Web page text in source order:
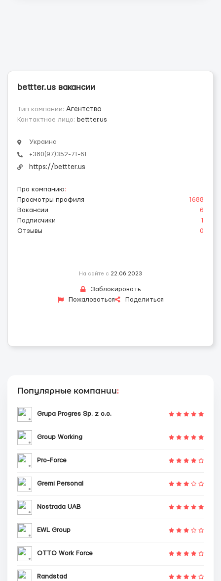
bettter.us вакансии
Тип компании: Агентство
Контактное лицо: bettter.us
Украина
+380(97)352-71-61
https://bettter.us
Про компанию:
Просмотры профиля
1688
Вакансии
6
Подписчики
1
Отзывы
0
На сайте с 22.06.2023
Заблокировать
Пожаловаться
Поделиться
Популярные компании:
Grupa Progres Sp. z o.o.
Group Working
Pro-Force
Gremi Personal
Nostrada UAB
EWL Group
OTTO Work Force
Randstad